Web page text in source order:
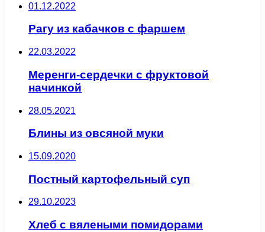
01.12.2022
Рагу из кабачков с фаршем
22.03.2022
Меренги-сердечки с фруктовой
начинкой
28.05.2021
Блины из овсяной муки
15.09.2020
Постный картофельный суп
29.10.2023
Хлеб с вялеными помидорами